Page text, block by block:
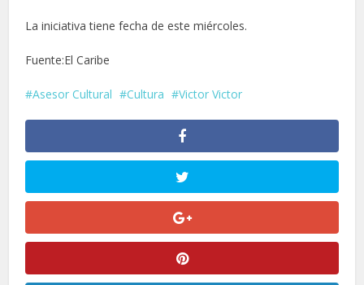
La iniciativa tiene fecha de este miércoles.
Fuente:El Caribe
Asesor Cultural Cultura Victor Victor